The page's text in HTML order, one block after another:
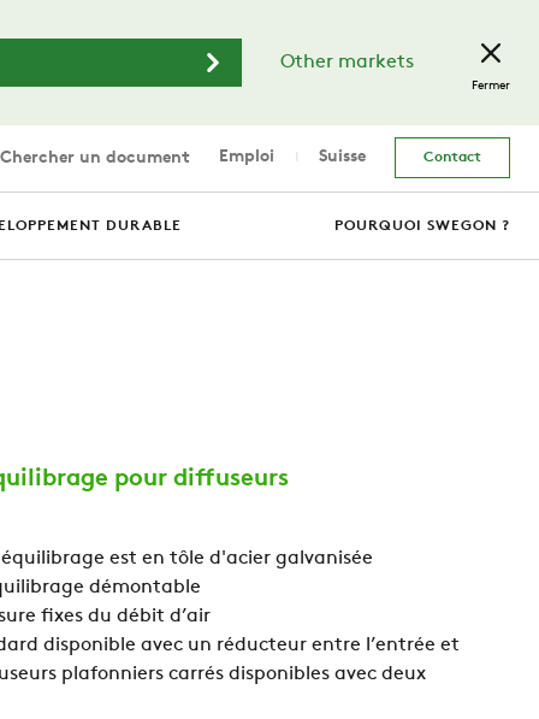
Other markets
Fermer
un document Emploi Suisse Contact
DURABLE POURQUOI SWEGON ?
pour diffuseurs
est en tôle d'acier galvanisée
démontable
fixes du débit d’air
disponible avec un réducteur entre l’entrée et
plafonniers carrés disponibles avec deux